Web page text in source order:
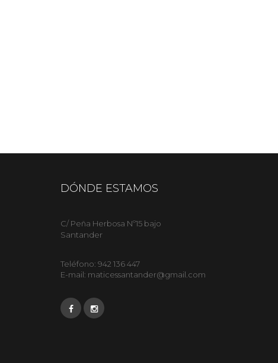
DÓNDE ESTAMOS
C/ Peña Herbosa Nº15 bajo
Santander
Teléfono: 942 136 447
E-mail: maticessantander@gmail.com